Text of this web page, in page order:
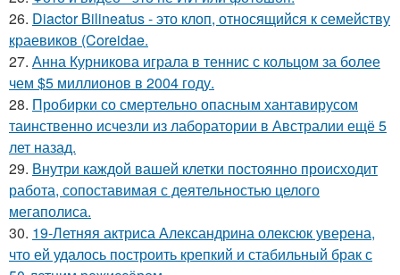
26. Diactor Bilineatus - это клоп, относящийся к семейству
краевиков (Coreidae.
27. Анна Курникова играла в теннис с кольцом за более
чем $5 миллионов в 2004 году.
28. Пробирки со смертельно опасным хантавирусом
таинственно исчезли из лаборатории в Австралии ещё 5
лет назад.
29. Внутри каждой вашей клетки постоянно происходит
работа, сопоставимая с деятельностью целого
мегаполиса.
30. 19-Летняя актриса Александрина олексюк уверена,
что ей удалось построить крепкий и стабильный брак с